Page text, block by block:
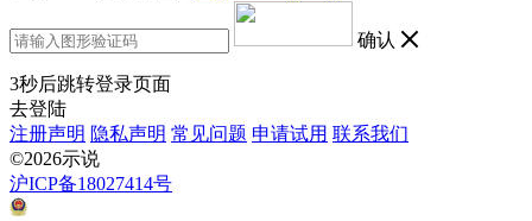
确认
3秒后跳转登录页面
去登陆
注册声明 隐私声明 常见问题 申请试用 联系我们
©2026示说
沪ICP备18027414号